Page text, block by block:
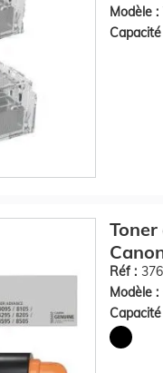
Modèle :
Réf :
Modèle :